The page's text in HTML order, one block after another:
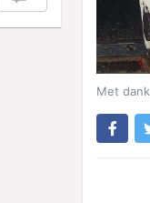
Met